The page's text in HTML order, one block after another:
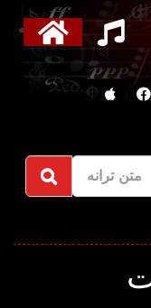
ترانه